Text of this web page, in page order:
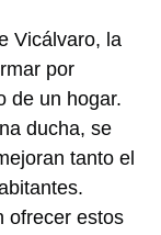
Vicálvaro, la
por
de un hogar.
ducha, se
tanto el
ofrecer estos